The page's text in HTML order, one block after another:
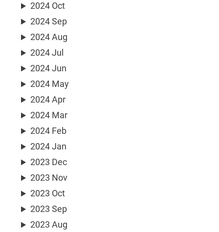
2024 Oct
2024 Sep
2024 Aug
2024 Jul
2024 Jun
2024 May
2024 Apr
2024 Mar
2024 Feb
2024 Jan
2023 Dec
2023 Nov
2023 Oct
2023 Sep
2023 Aug